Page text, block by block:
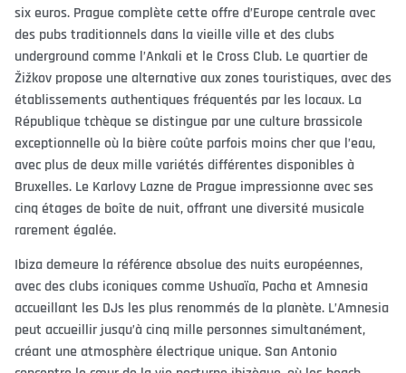
six euros. Prague complète cette offre d’Europe centrale avec
des pubs traditionnels dans la vieille ville et des clubs
underground comme l’Ankali et le Cross Club. Le quartier de
Žižkov propose une alternative aux zones touristiques, avec des
établissements authentiques fréquentés par les locaux. La
République tchèque se distingue par une culture brassicole
exceptionnelle où la bière coûte parfois moins cher que l’eau,
avec plus de deux mille variétés différentes disponibles à
Bruxelles. Le Karlovy Lazne de Prague impressionne avec ses
cinq étages de boîte de nuit, offrant une diversité musicale
rarement égalée.
Ibiza demeure la référence absolue des nuits européennes,
avec des clubs iconiques comme Ushuaïa, Pacha et Amnesia
accueillant les DJs les plus renommés de la planète. L’Amnesia
peut accueillir jusqu’à cinq mille personnes simultanément,
créant une atmosphère électrique unique. San Antonio